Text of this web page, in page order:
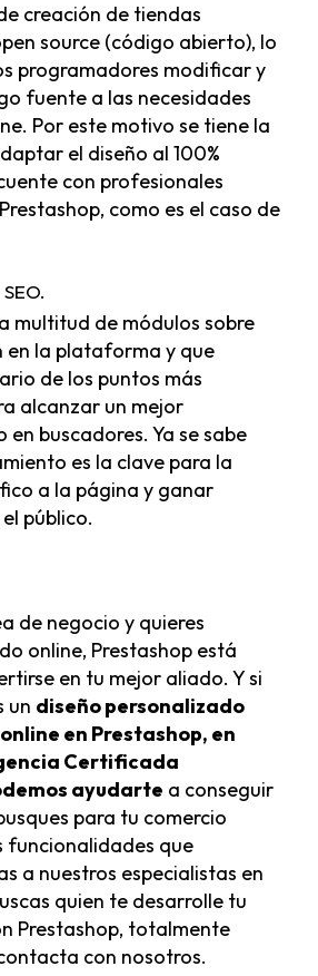
creación de tiendas
source (código abierto), lo
programadores modificar y
fuente a las necesidades
Por este motivo se tiene la
el diseño al 100%
con profesionales
como es el caso de
multitud de módulos sobre
en la plataforma y que
de los puntos más
alcanzar un mejor
buscadores. Ya se sabe
es la clave para la
a la página y ganar
público.
de negocio y quieres
online, Prestashop está
en tu mejor aliado. Y si
un diseño personalizado
en Prestashop, en
Certificada
ayudarte a conseguir
para tu comercio
funcionalidades que
a nuestros especialistas en
quien te desarrolle tu
Prestashop, totalmente
con nosotros.